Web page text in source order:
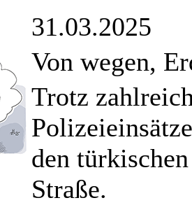
31.03.2025
Von wegen,
Trotz
den
Straße.